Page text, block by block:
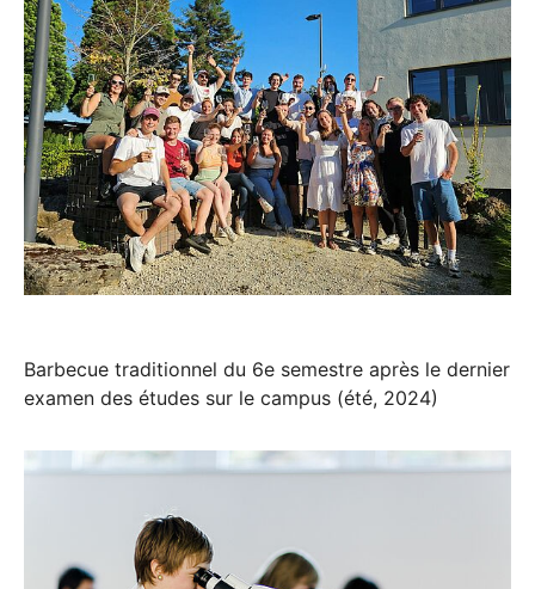
Barbecue traditionnel du 6e semestre après le dernier
examen des études sur le campus (été, 2024)